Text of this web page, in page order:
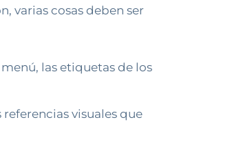
varias cosas deben ser
las etiquetas de los
visuales que